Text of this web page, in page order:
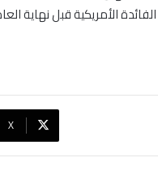
الأمريكية قبل نهاية
‫X